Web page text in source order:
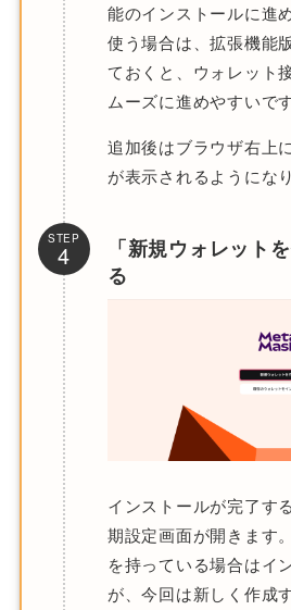
能のインストールに進
使う場合は、拡張機能
ておくと、ウォレット
ムーズに進めやすいです
追加後はブラウザ右上
が表示されるようにな
STEP
4
「新規ウォレット
る
インストールが完了す
期設定画面が開きます
を持っている場合はイ
が、今回は新しく作成